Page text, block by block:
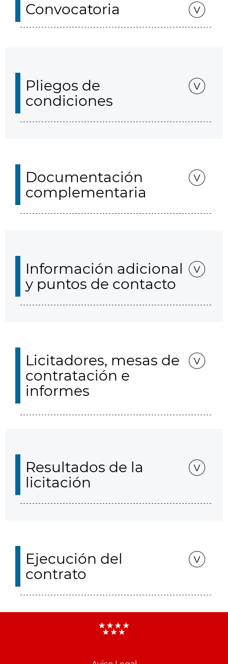
Convocatoria
Pliegos de
condiciones
Documentación
complementaria
Información adicional
y puntos de contacto
Licitadores, mesas de
contratación e
informes
Resultados de la
licitación
Ejecución del
contrato